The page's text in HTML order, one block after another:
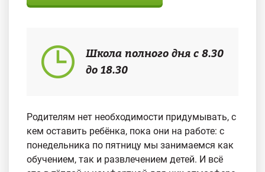
Школа полного дня с 8.30
до 18.30
Родителям нет необходимости придумывать, с
кем оставить ребёнка, пока они на работе: с
понедельника по пятницу мы занимаемся как
обучением, так и развлечением детей. И всё